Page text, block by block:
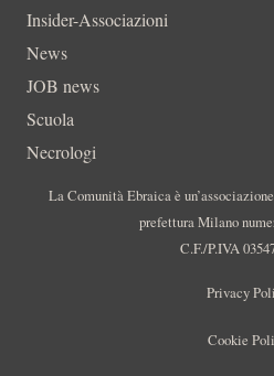
Insider-Associazioni
News
JOB news
Scuola
Necrologi
La Comunità Ebraica è
prefettura Milano
C.F./P.IVA
Privacy
Cookie